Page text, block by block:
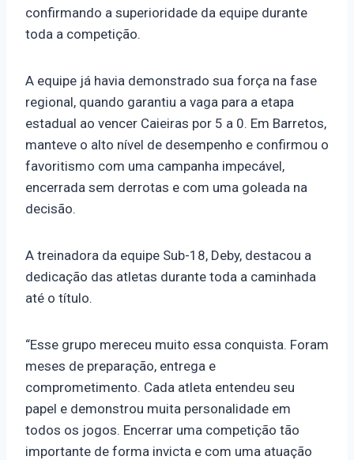
confirmando a superioridade da equipe durante
toda a competição.
A equipe já havia demonstrado sua força na fase
regional, quando garantiu a vaga para a etapa
estadual ao vencer Caieiras por 5 a 0. Em Barretos,
manteve o alto nível de desempenho e confirmou o
favoritismo com uma campanha impecável,
encerrada sem derrotas e com uma goleada na
decisão.
A treinadora da equipe Sub-18, Deby, destacou a
dedicação das atletas durante toda a caminhada
até o título.
“Esse grupo mereceu muito essa conquista. Foram
meses de preparação, entrega e
comprometimento. Cada atleta entendeu seu
papel e demonstrou muita personalidade em
todos os jogos. Encerrar uma competição tão
importante de forma invicta e com uma atuação